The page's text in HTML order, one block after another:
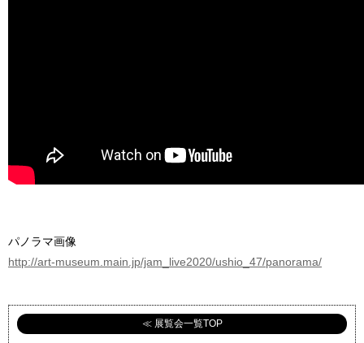
パノラマ画像
http://art-museum.main.jp/jam_live2020/ushio_47/panorama/
≪ 展覧会一覧TOP